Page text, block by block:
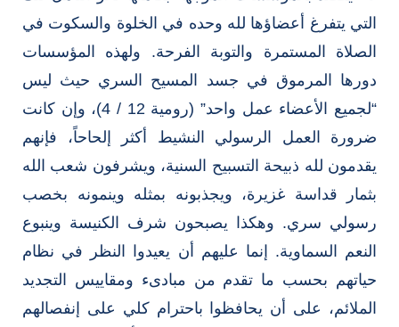
التي يتفرغ أعضاؤها لله وحده في الخلوة والسكوت في
الصلاة المستمرة والتوبة الفرحة. ولهذه المؤسسات
دورها المرموق في جسد المسيح السري حيث ليس
“لجميع الأعضاء عمل واحد” (رومية 12 / 4)، وإن كانت
ضرورة العمل الرسولي النشيط أكثر إلحاحاً، فإنهم
يقدمون لله ذبيحة التسبيح السنية، ويشرفون شعب الله
بثمار قداسة غزيرة، ويجذبونه بمثله وينمونه بخصب
رسولي سري. وهكذا يصبحون شرف الكنيسة وينبوع
النعم السماوية. إنما عليهم أن يعيدوا النظر في نظام
حياتهم بحسب ما تقدم من مبادىء ومقاييس التجديد
الملائم، على أن يحافظوا باحترام كلي على إنفصالهم